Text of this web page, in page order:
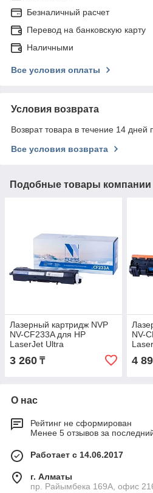
Безналичный расчет
Перевод на банковскую карту
Наличными
Все условия оплаты
Условия возврата
Возврат товара в течение 14 дней
Все условия возврата
Подобные товары компании
Лазерный картридж NVP
NV-CF233A для HP
LaserJet Ultra
M134a/M134fn/M106w
3 260 ₸
NV-
4
О нас
Рейтинг не сформирован
Менее 5 отзывов за
Работает с 14.06.2017
г. Алматы
пр. Райымбека 169А, офис